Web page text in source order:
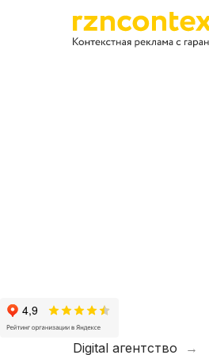
Digital агентство →